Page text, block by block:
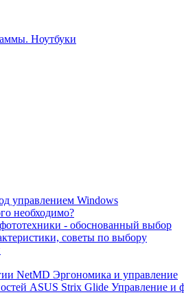
управлением Windows
необходимо?
- обоснованный выбор
советы по выбору
NetMD Эргономика и управление
ASUS Strix Glide Управление и